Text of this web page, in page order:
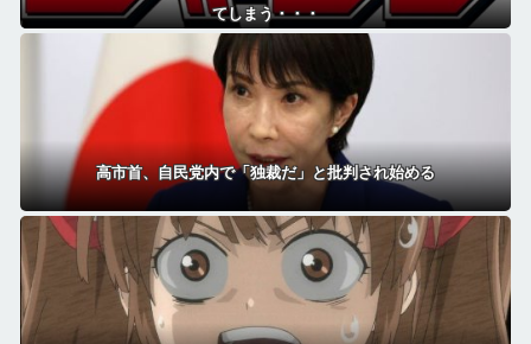
てしまう・・・
高市首、自民党内で「独裁だ」と批判され始める